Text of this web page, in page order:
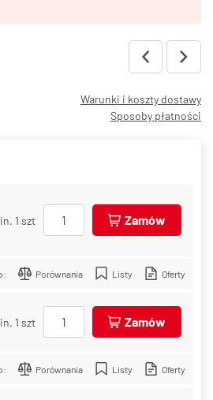
Warunki i koszty dostawy
Sposoby płatności
1 szt Zamów
Porównania Listy Oferty
1 szt Zamów
Porównania Listy Oferty